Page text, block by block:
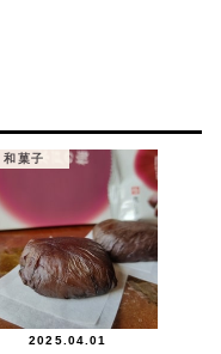
和菓子
2025.04.01